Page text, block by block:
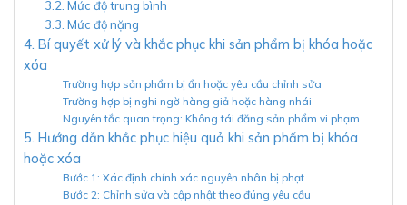
3.2. Mức độ trung bình
3.3. Mức độ nặng
4. Bí quyết xử lý và khắc phục khi sản phẩm bị khóa hoặc
xóa
Trường hợp sản phẩm bị ẩn hoặc yêu cầu chỉnh sửa
Trường hợp bị nghi ngờ hàng giả hoặc hàng nhái
Nguyên tắc quan trọng: Không tái đăng sản phẩm vi phạm
5. Hướng dẫn khắc phục hiệu quả khi sản phẩm bị khóa
hoặc xóa
Bước 1: Xác định chính xác nguyên nhân bị phạt
Bước 2: Chỉnh sửa và cập nhật theo đúng yêu cầu